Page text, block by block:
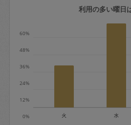
※例：依頼日時／土曜日
金曜日9時～土曜日8時ま
＋交通費全額
依頼者不在による当日キ
はありますか？
利用の多い曜日
0%
12%
24%
36%
48%
60%
火 水